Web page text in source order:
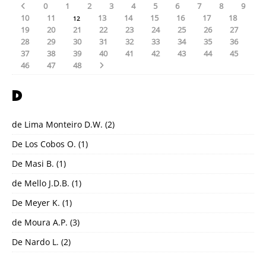
0 1 2 3 4 5 6 7 8
9
10
11 12 13 14 15 16 17
18
19
20 21 22 23 24 25 26
27
28
29 30 31 32 33 34 35
36
37
38 39 40 41 42 43 44
45
46
47 48
D
de Lima Monteiro D.W. (2)
De Los Cobos O. (1)
De Masi B. (1)
de Mello J.D.B. (1)
De Meyer K. (1)
de Moura A.P. (3)
De Nardo L. (2)